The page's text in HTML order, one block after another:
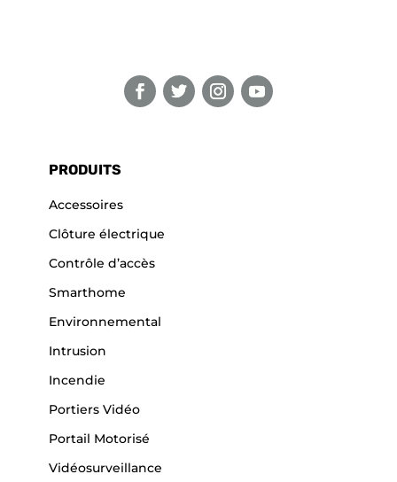
PRODUITS
Accessoires
Clôture électrique
Contrôle d’accès
Smarthome
Environnemental
Intrusion
Incendie
Portiers Vidéo
Portail Motorisé
Vidéosurveillance